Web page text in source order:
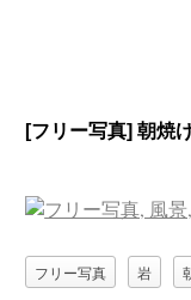
[フリー写真] 朝焼
フリー写真 岩